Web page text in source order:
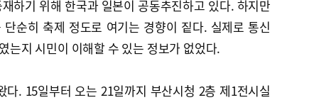
하기 위해 한국과 일본이 공동추진하고 있다. 하지만
순히 축제 정도로 여기는 경향이 짙다. 실제로 통신
는지 시민이 이해할 수 있는 정보가 없었다.
. 15일부터 오는 21일까지 부산시청 2층 제1전시실